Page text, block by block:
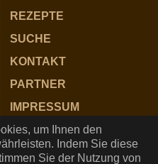
um Ihnen den
Indem Sie diese
Sie der Nutzung von
REZEPTE
SUCHE
KONTAKT
PARTNER
IMPRESSUM
DATENSCHUTZ